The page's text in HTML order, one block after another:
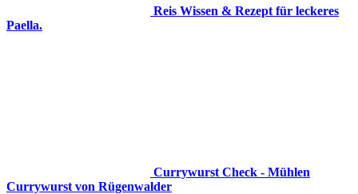
Reis Wissen & Rezept für leckeres
Paella.
Currywurst Check - Mühlen
Currywurst von Rügenwalder